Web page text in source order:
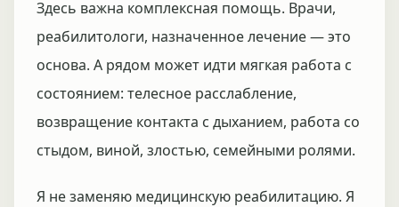
Здесь важна комплексная помощь. Врачи,
реабилитологи, назначенное лечение — это
основа. А рядом может идти мягкая работа с
состоянием: телесное расслабление,
возвращение контакта с дыханием, работа со
стыдом, виной, злостью, семейными ролями.
Я не заменяю медицинскую реабилитацию. Я